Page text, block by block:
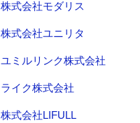
株式会社モダリス
株式会社ユニリタ
ユミルリンク株式会社
ライク株式会社
株式会社LIFULL